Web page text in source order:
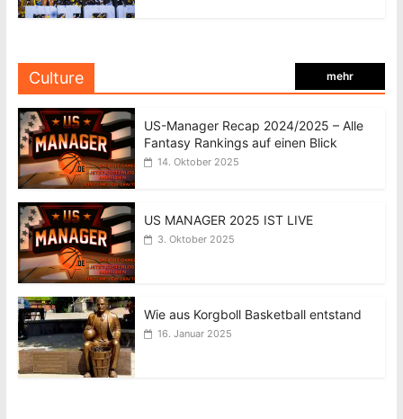
Culture mehr
US-Manager Recap 2024/2025 – Alle
Fantasy Rankings auf einen Blick
14. Oktober 2025
US MANAGER 2025 IST LIVE
3. Oktober 2025
Wie aus Korgboll Basketball entstand
16. Januar 2025